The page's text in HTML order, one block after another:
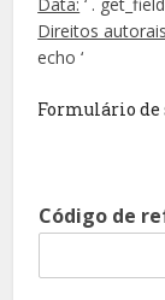
Direitos
echo ‘
Formulário de
Código de